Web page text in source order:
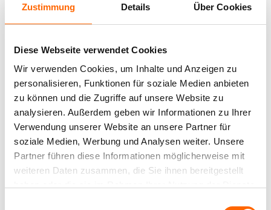
Zustimmung Details Über Cookies
Diese Webseite verwendet Cookies
Wir verwenden Cookies, um Inhalte und Anzeigen zu
personalisieren, Funktionen für soziale Medien anbieten
zu können und die Zugriffe auf unsere Website zu
analysieren. Außerdem geben wir Informationen zu Ihrer
Verwendung unserer Website an unsere Partner für
soziale Medien, Werbung und Analysen weiter. Unsere
Partner führen diese Informationen möglicherweise mit
weiteren Daten zusammen, die Sie ihnen bereitgestellt
D-64372 Ober-
Ramstadt
Hotline
Tel.: 0800 1238887
(kostenlose
Servicehotline)
ÖSTERREICH